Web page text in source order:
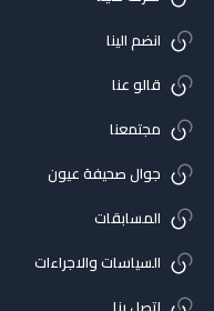
انضم الينا
قالو عنا
مجتمعنا
جوال صحيفة عيون
المسابقات
السياسات والاجراءات
اتصل بنا